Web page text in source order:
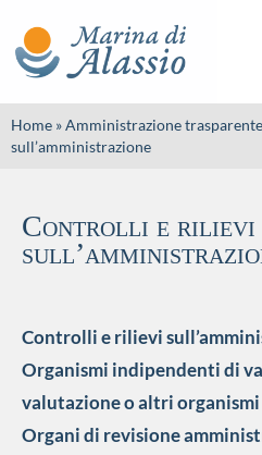
Home »Amministrazione trasparente
sull’amministrazione
Controlli e rilievi
Controlli e rilievi
Organismi indipendenti di
valutazione o altri
Organi di revisione